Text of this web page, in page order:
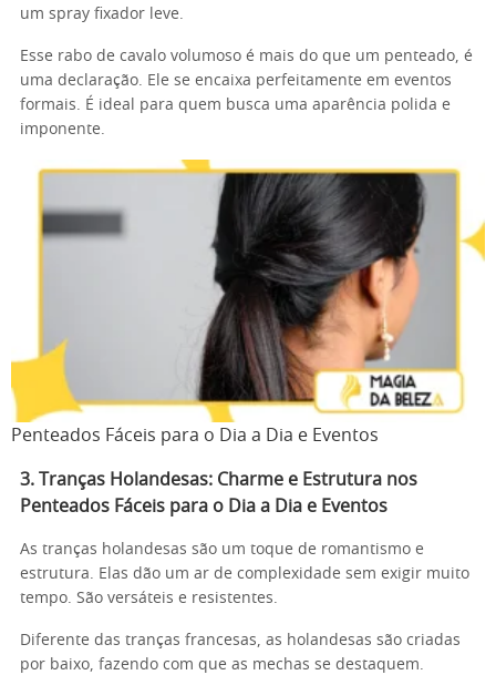
um spray fixador leve.
Esse rabo de cavalo volumoso é mais do que um penteado, é
uma declaração. Ele se encaixa perfeitamente em eventos
formais. É ideal para quem busca uma aparência polida e
imponente.
Penteados Fáceis para o Dia a Dia e Eventos
3. Tranças Holandesas: Charme e Estrutura nos
Penteados Fáceis para o Dia a Dia e Eventos
As tranças holandesas são um toque de romantismo e
estrutura. Elas dão um ar de complexidade sem exigir muito
tempo. São versáteis e resistentes.
Diferente das tranças francesas, as holandesas são criadas
por baixo, fazendo com que as mechas se destaquem.